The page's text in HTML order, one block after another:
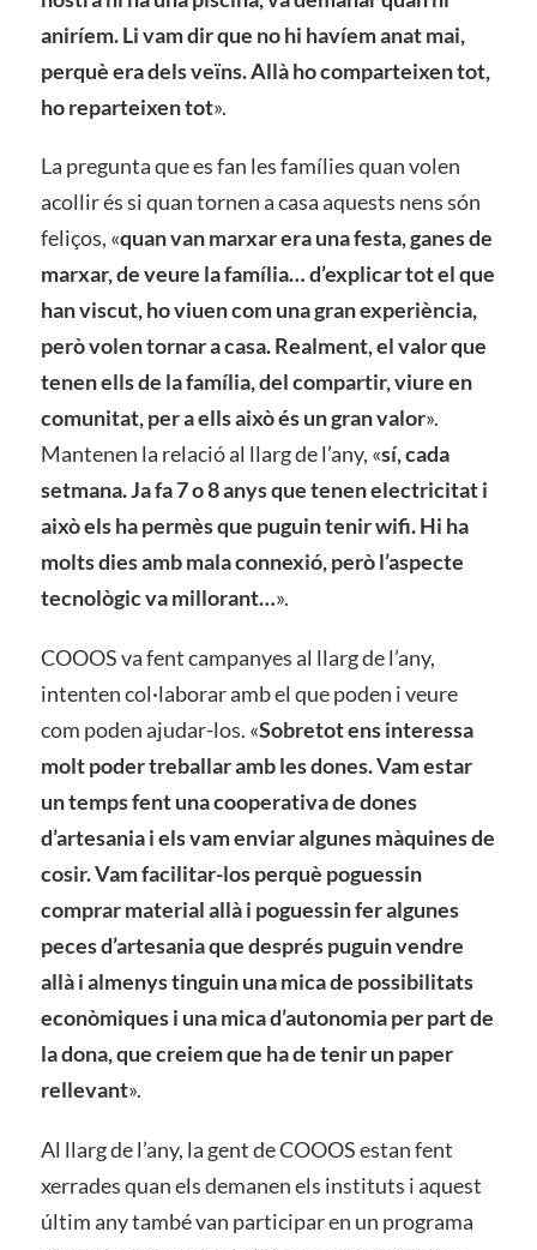
aniríem. Li vam dir que no hi havíem anat mai,
perquè era dels veïns. Allà ho comparteixen tot,
ho reparteixen tot».
La pregunta que es fan les famílies quan volen
acollir és si quan tornen a casa aquests nens són
feliços, «quan van marxar era una festa, ganes de
marxar, de veure la família… d’explicar tot el que
han viscut, ho viuen com una gran experiència,
però volen tornar a casa. Realment, el valor que
tenen ells de la família, del compartir, viure en
comunitat, per a ells això és un gran valor».
Mantenen la relació al llarg de l’any, «sí, cada
setmana. Ja fa 7 o 8 anys que tenen electricitat i
això els ha permès que puguin tenir wifi. Hi ha
molts dies amb mala connexió, però l’aspecte
tecnològic va millorant…».
COOOS va fent campanyes al llarg de l’any,
intenten col·laborar amb el que poden i veure
com poden ajudar-los. «Sobretot ens interessa
molt poder treballar amb les dones. Vam estar
un temps fent una cooperativa de dones
d’artesania i els vam enviar algunes màquines de
cosir. Vam facilitar-los perquè poguessin
comprar material allà i poguessin fer algunes
peces d’artesania que després puguin vendre
allà i almenys tinguin una mica de possibilitats
econòmiques i una mica d’autonomia per part de
la dona, que creiem que ha de tenir un paper
rellevant».
Al llarg de l’any, la gent de COOOS estan fent
xerrades quan els demanen els instituts i aquest
últim any també van participar en un programa